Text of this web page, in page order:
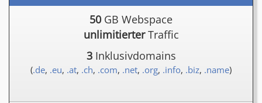
50 GB Webspace
unlimitierterTraffic
3Inklusivdomains
(.de, .eu, .at, .ch, .com, .net, .org, .info, .biz, .name)